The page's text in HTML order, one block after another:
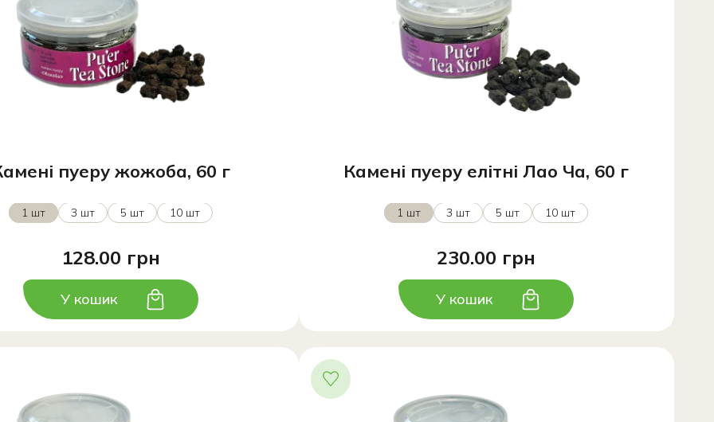
пуеру жожоба, 60 г
1 шт 3 шт 5 шт 10 шт
128.00 грн
У кошик
Камені пуеру елітні Лао Ча, 60 г
1 шт 3 шт 5 шт 10 шт
230.00 грн
У кошик